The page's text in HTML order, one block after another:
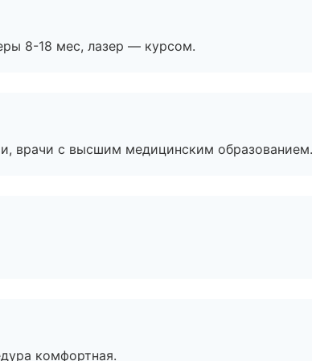
8-18 мес, лазер — курсом.
врачи с высшим медицинским образованием.
комфортная.